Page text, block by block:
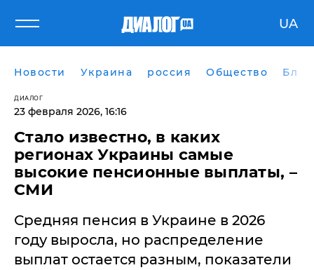
UA
Новости Украина россия Общество
ДИАЛОГ
23 февраля 2026, 16:16
Стало известно, в каких
регионах Украины самые
высокие пенсионные выплаты, –
СМИ
Средняя пенсия в Украине в 2026
году выросла, но распределение
выплат остается разным, показатели